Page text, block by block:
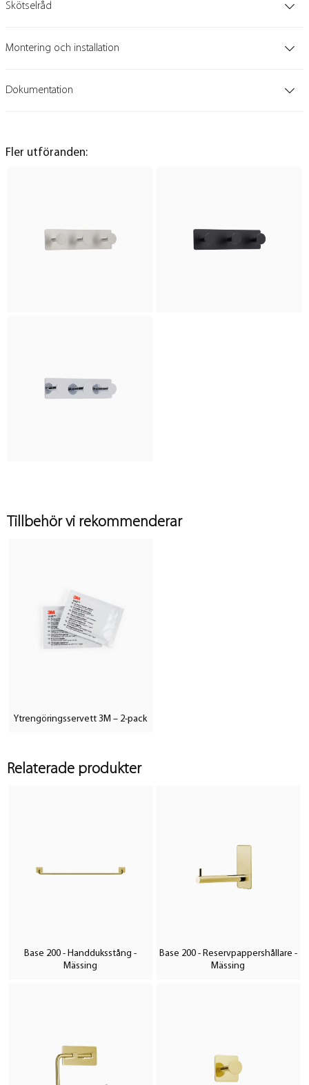
Skötselråd
Montering och installation
Dokumentation
Fler utföranden:
Tillbehör vi rekommenderar
Ytrengöringsservett 3M – 2-pack
Relaterade produkter
Base 200 - Handduksstång -
Mässing
Base 200 - Reservpappershållare -
Mässing